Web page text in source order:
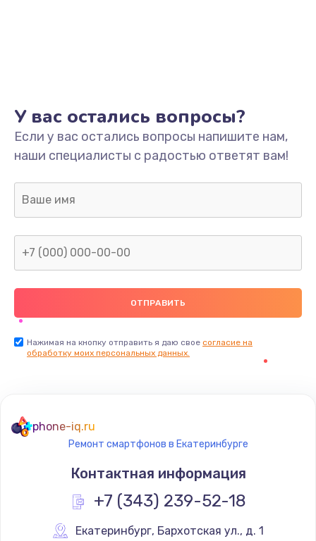
У вас остались вопросы?
Если у вас остались вопросы напишите нам,
наши специалисты с радостью ответят вам!
Нажимая на кнопку отправить я даю свое согласие на
обработку моих персональных данных.
phone-iq.ru
Ремонт смартфонов в Екатеринбурге
Контактная информация
+7 (343) 239-52-18
Екатеринбург, Бархотская ул., д. 1